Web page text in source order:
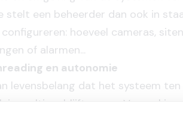
stelt een beheerder dan ook in
hoeveel cameras,
of alarmen...
en autonomie
levensbelang dat het systeem
in realtime blijft geven. Verwerking